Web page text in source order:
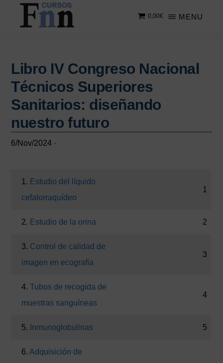
Saltar
contenido
Saltar
principal
online
MENU
0,00€
Libro IV Congreso Nacional
Técnicos Superiores
Sanitarios: diseñando
nuestro futuro
6/Nov/2024 ·
1. Estudio del líquido
cefalorraquídeo
1
2. Estudio de la orina 2
3. Control de calidad de
imagen en ecografía
3
4.Tubos de recogida de
muestras sanguíneas
4
5. Inmunoglobulinas 5
6.Adquisición de